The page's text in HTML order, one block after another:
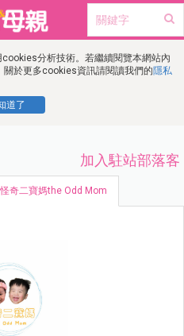
分析技術。若繼續閱覽本網站內
於更多cookies資訊請閱讀我們的隱私
道了
加入駐站部落客
怪奇二寶媽the Odd Mom